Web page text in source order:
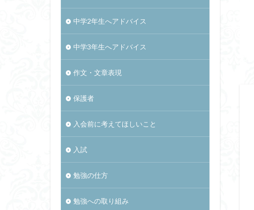
中学2年生へアドバイス
中学3年生へアドバイス
作文・文章表現
保護者
入会前に考えてほしいこと
入試
勉強の仕方
勉強への取り組み